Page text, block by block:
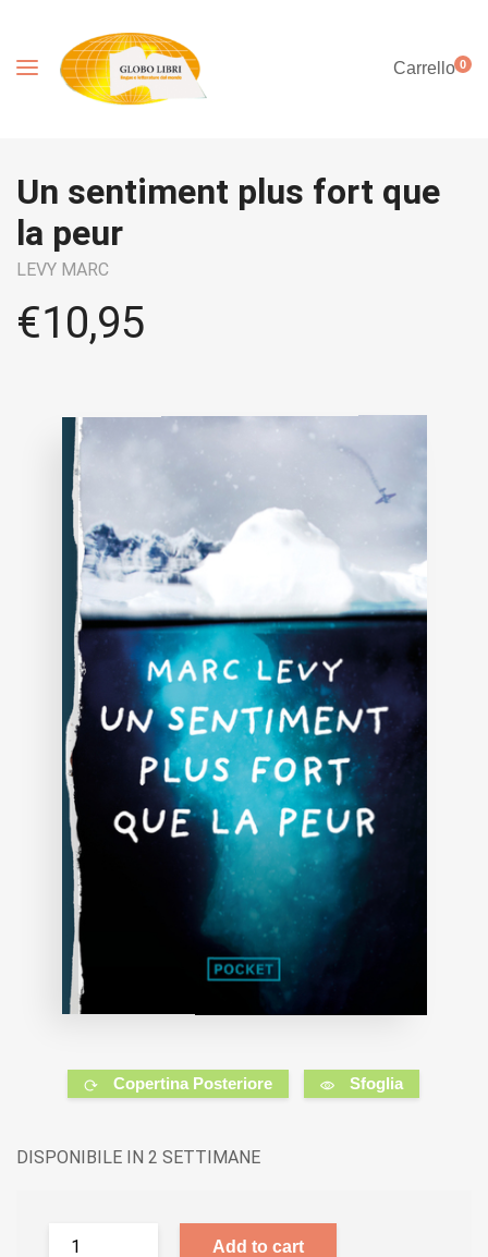
Carrello0
Un sentiment plus fort que
la peur
LEVY MARC
€10,95
Copertina Posteriore Sfoglia
DISPONIBILE IN 2 SETTIMANE
Add to cart